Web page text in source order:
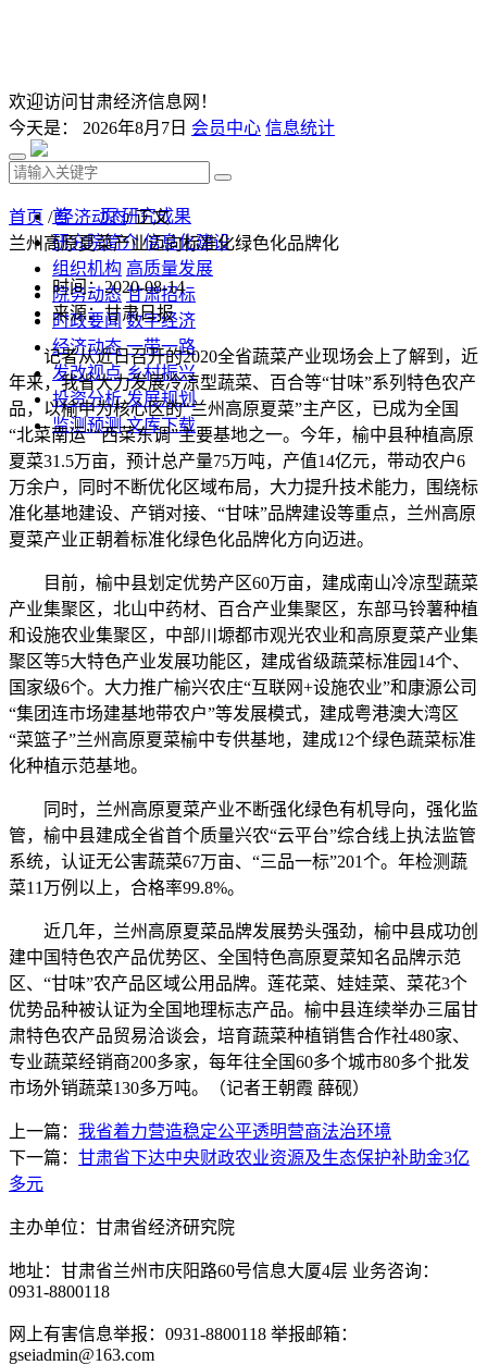
欢迎访问甘肃经济信息网！
今天是： 2026年8月7日 会员中心 信息统计
首 页 研究成果
研究院简介 信息化建设
组织机构 高质量发展
院务动态 甘肃招标
时政要闻 数字经济
经济动态 一带一路
发改视点 乡村振兴
投资分析 发展规划
监测预测 文库下载
首页 /经济动态/ 正文
兰州高原夏菜产业迈向标准化绿色化品牌化
时间：2020-08-14
来源：甘肃日报
记者从近日召开的2020全省蔬菜产业现场会上了解到，近
年来，我省大力发展冷凉型蔬菜、百合等“甘味”系列特色农产
品，以榆中为核心区的“兰州高原夏菜”主产区，已成为全国
“北菜南运”“西菜东调”主要基地之一。今年，榆中县种植高原
夏菜31.5万亩，预计总产量75万吨，产值14亿元，带动农户6
万余户，同时不断优化区域布局，大力提升技术能力，围绕标
准化基地建设、产销对接、“甘味”品牌建设等重点，兰州高原
夏菜产业正朝着标准化绿色化品牌化方向迈进。
目前，榆中县划定优势产区60万亩，建成南山冷凉型蔬菜
产业集聚区，北山中药材、百合产业集聚区，东部马铃薯种植
和设施农业集聚区，中部川塬都市观光农业和高原夏菜产业集
聚区等5大特色产业发展功能区，建成省级蔬菜标准园14个、
国家级6个。大力推广榆兴农庄“互联网+设施农业”和康源公司
“集团连市场建基地带农户”等发展模式，建成粤港澳大湾区
“菜篮子”兰州高原夏菜榆中专供基地，建成12个绿色蔬菜标准
化种植示范基地。
同时，兰州高原夏菜产业不断强化绿色有机导向，强化监
管，榆中县建成全省首个质量兴农“云平台”综合线上执法监管
系统，认证无公害蔬菜67万亩、“三品一标”201个。年检测蔬
菜11万例以上，合格率99.8%。
近几年，兰州高原夏菜品牌发展势头强劲，榆中县成功创
建中国特色农产品优势区、全国特色高原夏菜知名品牌示范
区、“甘味”农产品区域公用品牌。莲花菜、娃娃菜、菜花3个
优势品种被认证为全国地理标志产品。榆中县连续举办三届甘
肃特色农产品贸易洽谈会，培育蔬菜种植销售合作社480家、
专业蔬菜经销商200多家，每年往全国60多个城市80多个批发
市场外销蔬菜130多万吨。（记者王朝霞 薛砚）
上一篇： 我省着力营造稳定公平透明营商法治环境
下一篇： 甘肃省下达中央财政农业资源及生态保护补助金3亿
多元
主办单位：甘肃省经济研究院
地址：甘肃省兰州市庆阳路60号信息大厦4层 业务咨询：
0931-8800118
网上有害信息举报：0931-8800118 举报邮箱：
gseiadmin@163.com